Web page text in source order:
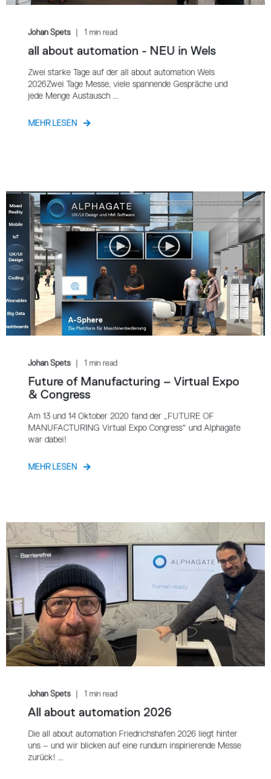
Johan Spets 1 min read
all about automation - NEU in Wels
Zwei starke Tage auf der all about automation Wels
2026Zwei Tage Messe, viele spannende Gespräche und
jede Menge Austausch ...
MEHR LESEN
Johan Spets 1 min read
Future of Manufacturing – Virtual Expo
& Congress
Am 13 und 14 Oktober 2020 fand der „FUTURE OF
MANUFACTURING Virtual Expo Congress“ und Alphagate
war dabei!
MEHR LESEN
Johan Spets 1 min read
All about automation 2026
Die all about automation Friedrichshafen 2026 liegt hinter
uns – und wir blicken auf eine rundum inspirierende Messe
zurück! ...